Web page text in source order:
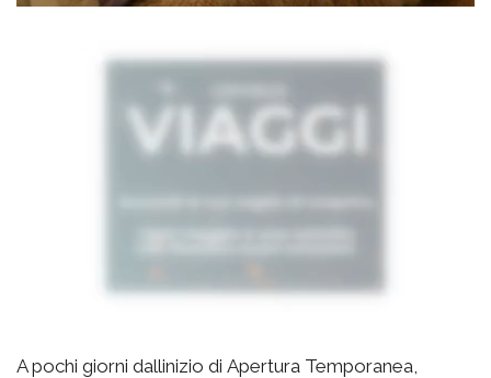
A pochi giorni dallinizio di Apertura Temporanea,